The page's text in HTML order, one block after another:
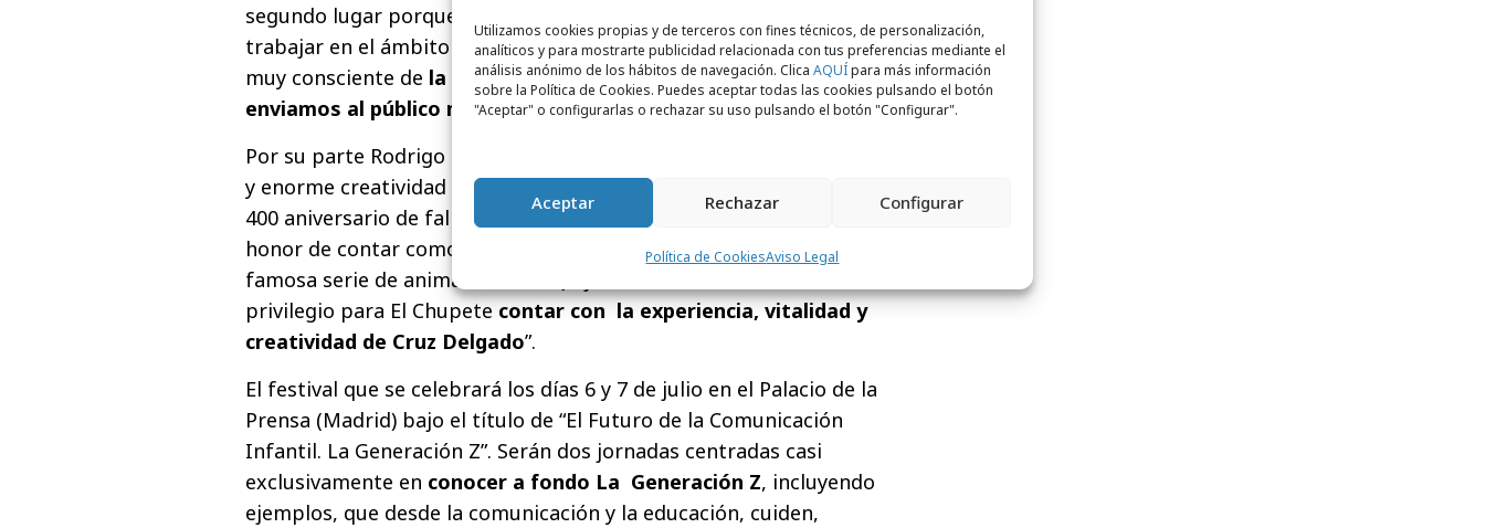
Utilizamos cookies propias y de terceros con fines técnicos, de personalización,
analíticos y para mostrarte publicidad relacionada con tus preferencias mediante el
análisis anónimo de los hábitos de navegación. Clica AQUÍpara más información
sobre la Política de Cookies. Puedes aceptar todas las cookies pulsando el botón
"Aceptar" o configurarlas o rechazar su uso pulsando el botón "Configurar".
Aceptar Rechazar Configurar
Política de CookiesAviso Legal
segundo lugar porque en esa trayectoria tuve muchas ocasiones de
trabajar en el ámbito publicitario y del entretenimiento, por eso soy
muy consciente de la importancia de cuidar los mensajes que
enviamos al público menor de edad”.
Por su parte Rodrigo Ron, director de El Chupete, destaca la vitalidad
y enorme creatividad de Cruz Delgado: “En el año que se cumple el
400 aniversario de fallecimiento de Cervantes, tenemos la suerte y el
honor de contar como Presidente con el padre y creador de la
famosa serie de animación Don Quijote de la Mancha. Es un
privilegio para El Chupetecontar con la experiencia, vitalidad y
creatividad de Cruz Delgado”.
El festival que se celebrará los días 6 y 7 de julio en el Palacio de la
Prensa (Madrid) bajo el título de “El Futuro de la Comunicación
Infantil. La Generación Z”. Serán dos jornadas centradas casi
exclusivamente en conocer a fondo La Generación Z, incluyendo
ejemplos, que desde la comunicación y la educación, cuiden,